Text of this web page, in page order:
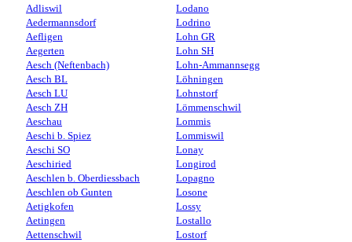
Adliswil
Aedermannsdorf
Aefligen
Aegerten
Aesch (Neftenbach)
Aesch BL
Aesch LU
Aesch ZH
Aeschau
Aeschi b. Spiez
Aeschi SO
Aeschiried
Aeschlen b. Oberdiessbach
Aeschlen ob Gunten
Aetigkofen
Aetingen
Aettenschwil
Lodano
Lodrino
Lohn GR
Lohn SH
Lohn-Ammannsegg
Löhningen
Lohnstorf
Lömmenschwil
Lommis
Lommiswil
Lonay
Longirod
Lopagno
Losone
Lossy
Lostallo
Lostorf